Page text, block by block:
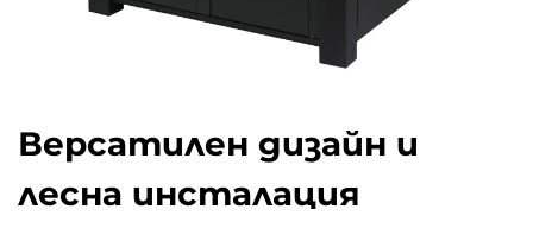
Версатилен дизайн и
лесна инсталация